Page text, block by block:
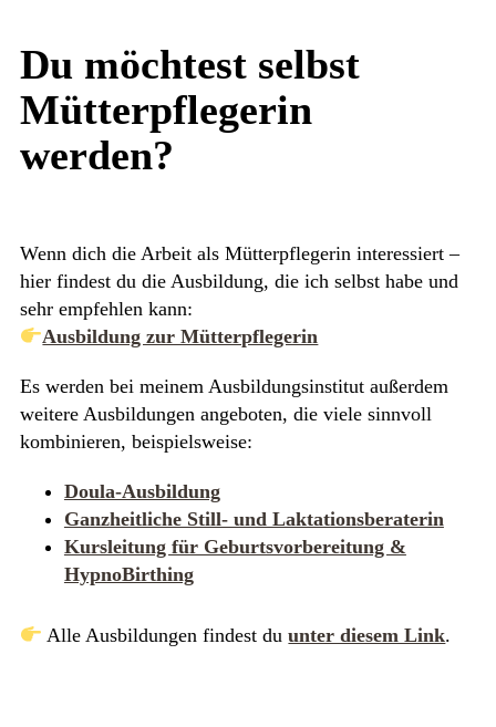
Du möchtest selbst
Mütterpflegerin
werden?
Wenn dich die Arbeit als Mütterpflegerin interessiert –
hier findest du die Ausbildung, die ich selbst habe und
sehr empfehlen kann:
Ausbildung zur Mütterpflegerin
Es werden bei meinem Ausbildungsinstitut außerdem
weitere Ausbildungen angeboten, die viele sinnvoll
kombinieren, beispielsweise:
Doula-Ausbildung
Ganzheitliche Still- und Laktationsberaterin
Kursleitung für Geburtsvorbereitung &
HypnoBirthing
Alle Ausbildungen findest duunter diesem Link.